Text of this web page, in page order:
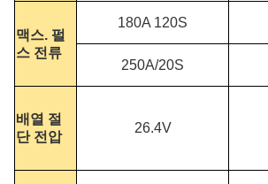
맥스. 펄
스 전류
180A 120S
250A/20S
배열 절
단 전압
26.4V